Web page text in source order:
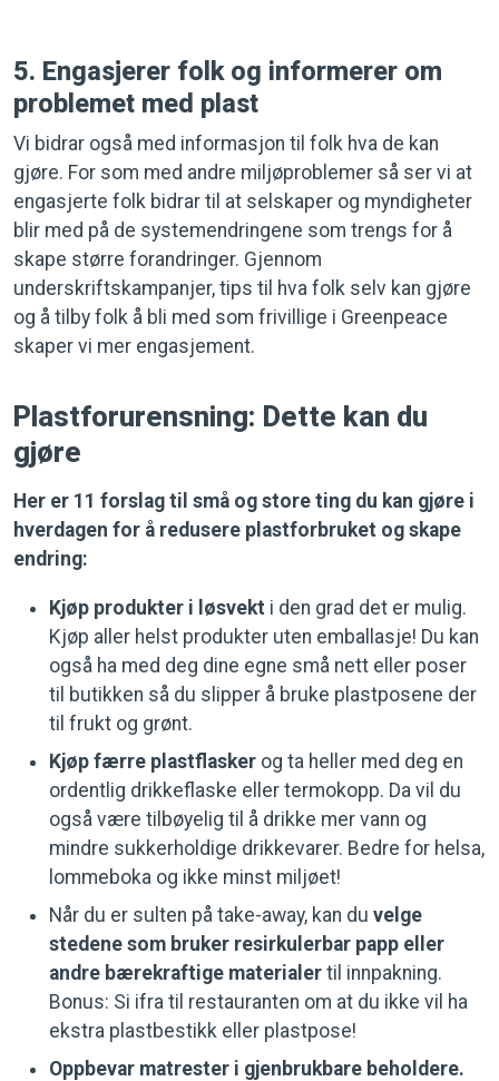
5. Engasjerer folk og informerer om
problemet med plast
Vi bidrar også med informasjon til folk hva de kan
gjøre. For som med andre miljøproblemer så ser vi at
engasjerte folk bidrar til at selskaper og myndigheter
blir med på de systemendringene som trengs for å
skape større forandringer. Gjennom
underskriftskampanjer, tips til hva folk selv kan gjøre
og å tilby folk å bli med som frivillige i Greenpeace
skaper vi mer engasjement.
Plastforurensning: Dette kan du
gjøre
Her er 11 forslag til små og store ting du kan gjøre i
hverdagen for å redusere plastforbruket og skape
endring:
Kjøp produkter i løsvekt i den grad det er mulig.
Kjøp aller helst produkter uten emballasje! Du kan
også ha med deg dine egne små nett eller poser
til butikken så du slipper å bruke plastposene der
til frukt og grønt.
Kjøp færre plastflasker og ta heller med deg en
ordentlig drikkeflaske eller termokopp. Da vil du
også være tilbøyelig til å drikke mer vann og
mindre sukkerholdige drikkevarer. Bedre for helsa,
lommeboka og ikke minst miljøet!
Når du er sulten på take-away, kan du velge
stedene som bruker resirkulerbar papp eller
andre bærekraftige materialer til innpakning.
Bonus: Si ifra til restauranten om at du ikke vil ha
ekstra plastbestikk eller plastpose!
Oppbevar matrester i gjenbrukbare beholdere.